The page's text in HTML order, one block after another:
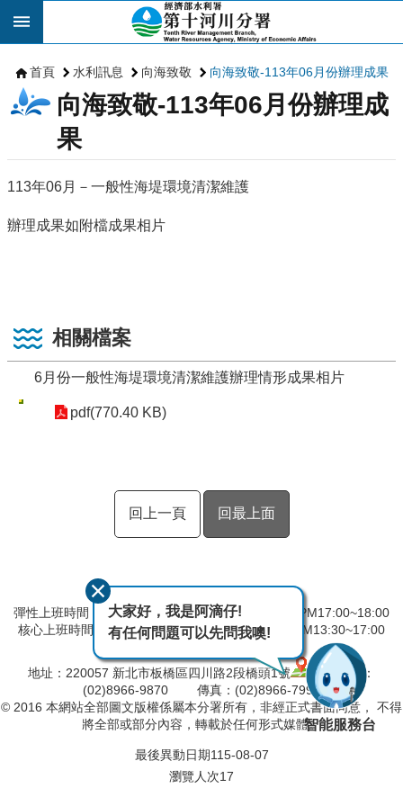
跳到主要內容區塊
首頁 水利訊息 向海致敬 向海致敬-113年06月份辦理成果
向海致敬-113年06月份辦理成
果
113年06月－一般性海堤環境清潔維護
辦理成果如附檔成果相片
相關檔案
6月份一般性海堤環境清潔維護辦理情形成果相片
pdf(770.40 KB)
回上一頁 回最上面
彈性上班時間：AM8:00~09:00 彈性下班時間：PM17:00~18:00
核心上班時間：星期一 ~ 星期五 AM08:30~12:30 PM13:30~17:00
地址：220057 新北市板橋區四川路2段橋頭1號
電話：
(02)8966-9870 傳真：(02)8966-7996
© 2016 本網站全部圖文版權係屬本分署所有，非經正式書面同意， 不得
將全部或部分內容，轉載於任何形式媒體。
最後異動日期115-08-07
瀏覽人次17
大家好，我是阿滴仔!
有任何問題可以先問我噢!
智能服務台